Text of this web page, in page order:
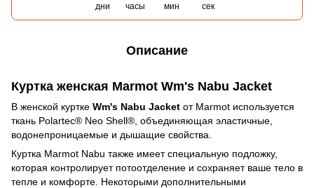
дни часы мин сек
Описание
Куртка женская Marmot Wm's Nabu Jacket
В женской куртке Wm's Nabu Jacket от Marmot используется
ткань Polartec® Neo Shell®, объединяющая эластичные,
водонепроницаемые и дышащие свойства.
Куртка Marmot Nabu также имеет специальную подложку,
которая контролирует потоотделение и сохраняет ваше тело в
тепле и комфорте. Некоторыми дополнительными